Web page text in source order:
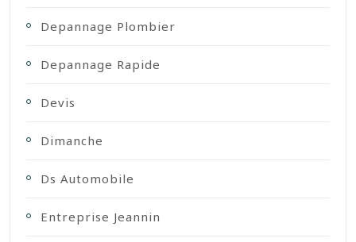
Depannage Plombier
Depannage Rapide
Devis
Dimanche
Ds Automobile
Entreprise Jeannin